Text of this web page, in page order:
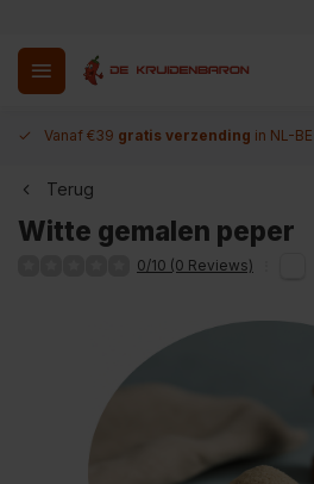
Vanaf €39 gratis verzending in NL-BE
Terug
Witte gemalen peper
0/10 (0 Reviews)